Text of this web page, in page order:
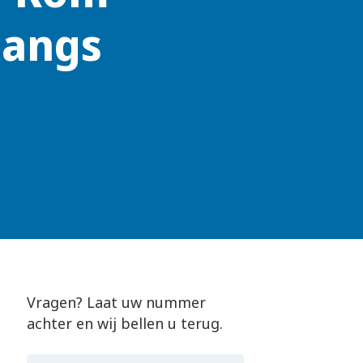
Vragen? Laat uw nummer
achter en wij bellen u terug.